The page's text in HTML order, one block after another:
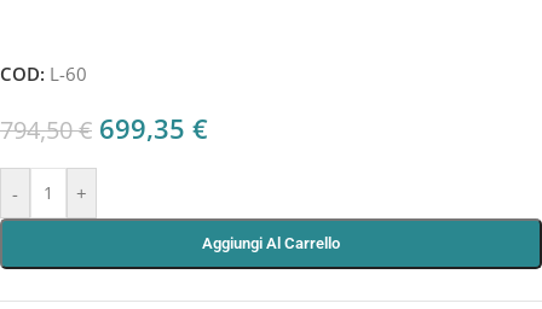
COD: L-60
794,50€ 699,35 €
- +
Aggiungi Al Carrello